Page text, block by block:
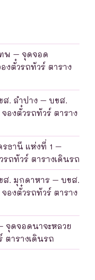
พ – จุดจอด
งตั๋วรถทัวร์ ตาราง
. ลำปาง – บขส.
องตั๋วรถทัวร์ ตาราง
ธานี แห่งที่ 1 –
ถทัวร์ ตารางเดินรถ
ส. มุกดาหาร – บขส.
องตั๋วรถทัวร์ ตาราง
จุดจอดนาจะหลวย
ตารางเดินรถ